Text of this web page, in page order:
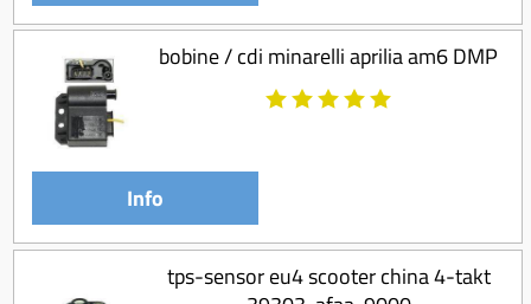
Origineel zuigers
Tomos opvoeren (kits)
Koppeling compleet
Koppeling trekveer
Ketting / tandwiel
Koeling (delen)
Overbrenging
bobine / cdi minarelli aprilia am6 DMP
Info
tps-sensor eu4 scooter china 4-takt